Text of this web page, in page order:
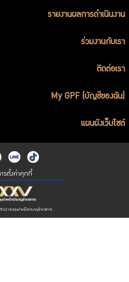
รายงานผลการดำเนินงาน
ร่วมงานกับเรา
ติดต่อเรา
My GPF (บัญชีของฉัน)
แผนผังเว็บไซต์
รตั้งค่าคุกกี้
กองทุนบำเหน็จบำนาญข้าราชการ